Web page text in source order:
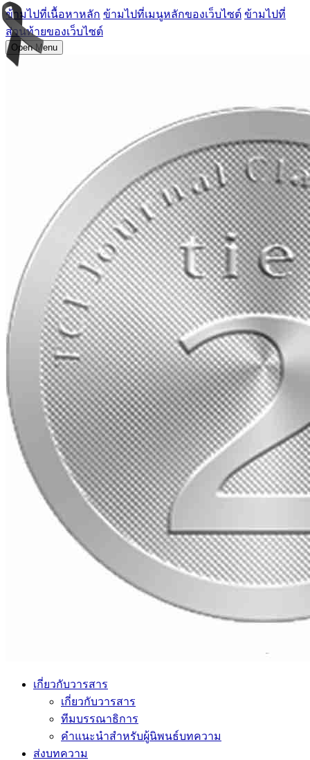
ข้ามไปที่เนื้อหาหลัก ข้ามไปที่เมนูหลักของเว็บไซต์ ข้ามไปที่
ส่วนท้ายของเว็บไซต์
Open Menu
เกี่ยวกับวารสาร
เกี่ยวกับวารสาร
ทีมบรรณาธิการ
คำแนะนำสำหรับผู้นิพนธ์บทความ
ส่งบทความ